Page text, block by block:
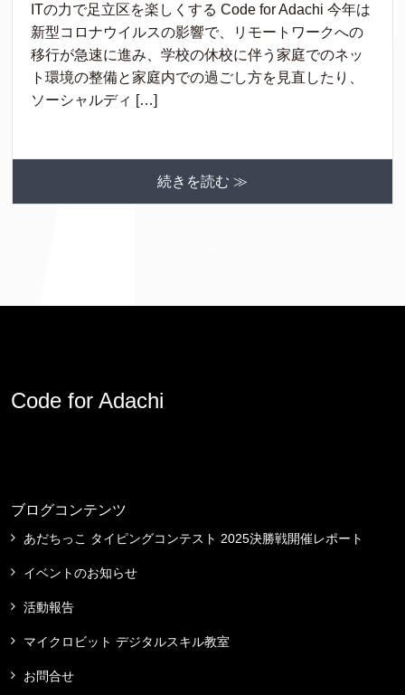
ITの力で足立区を楽しくする Code for Adachi 今年は
新型コロナウイルスの影響で、リモートワークへの
移行が急速に進み、学校の休校に伴う家庭でのネッ
ト環境の整備と家庭内での過ごし方を見直したり、
ソーシャルディ […]
続きを読む ≫
Code for Adachi
ブログコンテンツ
あだちっこ タイピングコンテスト 2025決勝戦開催レポート
イベントのお知らせ
活動報告
マイクロビット デジタルスキル教室
お問合せ